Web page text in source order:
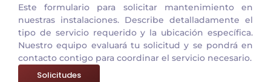
Este formulario para solicitar mantenimiento en
nuestras instalaciones. Describe detalladamente el
tipo de servicio requerido y la ubicación específica.
Nuestro equipo evaluará tu solicitud y se pondrá en
contacto contigo para coordinar el servicio necesario.
Solicitudes